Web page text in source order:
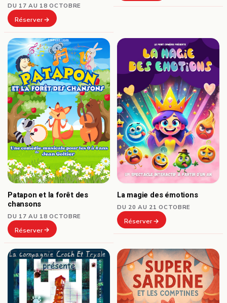
DU 17 AU 18 OCTOBRE
Réserver
Patapon et la forêt des
chansons
DU 17 AU 18 OCTOBRE
Réserver
La magie des émotions
DU 20 AU 21 OCTOBRE
Réserver